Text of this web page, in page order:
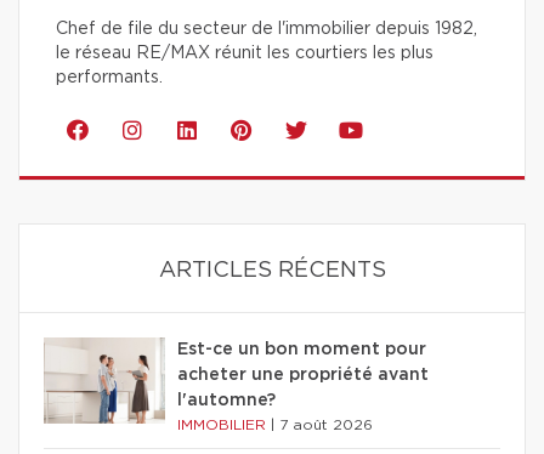
Chef de file du secteur de l'immobilier depuis 1982,
le réseau RE/MAX réunit les courtiers les plus
performants.
ARTICLES RÉCENTS
Est-ce un bon moment pour
acheter une propriété avant
l'automne?
IMMOBILIER 7 août 2026